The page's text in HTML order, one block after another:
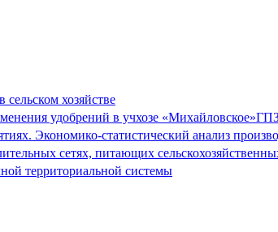
хозяйстве
удобрений в учхозе
Экономико-статистический анализ
сетях, питающих
территориальной системы